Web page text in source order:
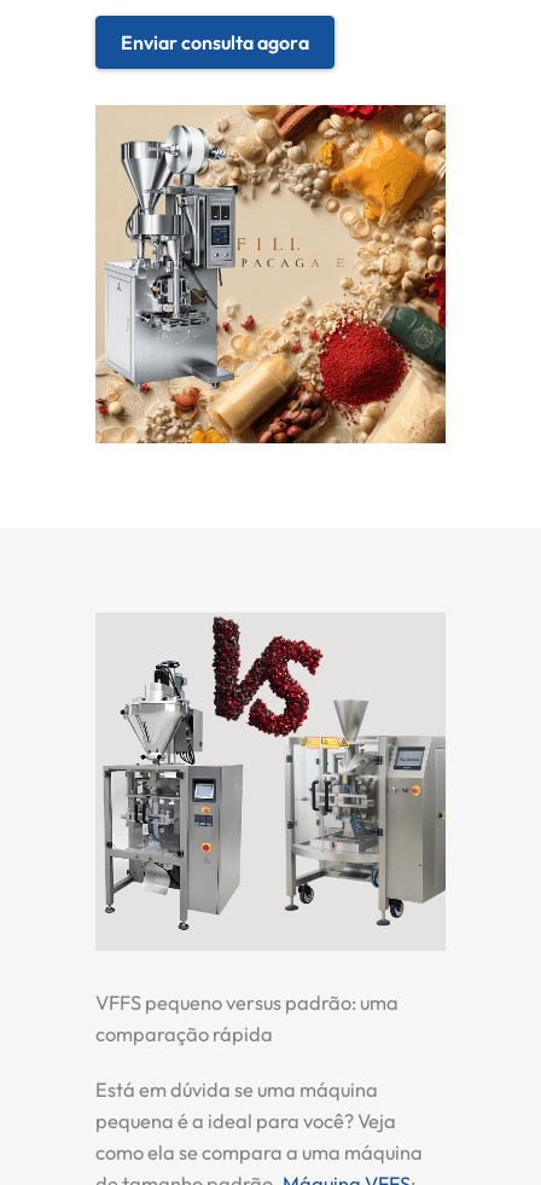
Enviar consulta agora
VFFS pequeno versus padrão: uma
comparação rápida
Está em dúvida se uma máquina
pequena é a ideal para você? Veja
como ela se compara a uma máquina